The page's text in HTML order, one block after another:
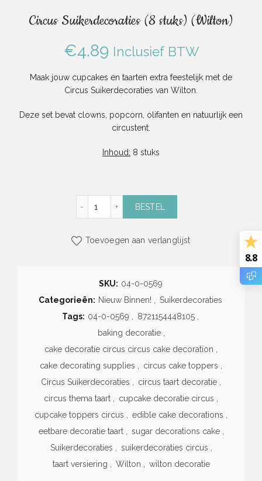
Circus Suikerdecoraties (8 stuks) (Wilton)
€4.89 Inclusief BTW
Maak jouw cupcakes en taarten extra feestelijk met de
Circus Suikerdecoraties van Wilton.
Deze set bevat clowns, popcorn, olifanten en natuurlijk een
circustent.
Inhoud: 8 stuks
BESTEL
Toevoegen aan verlanglijst
SKU: 04-0-0569
Categorieën: Nieuw Binnen!
Suikerdecoraties
Tags: 04-0-0569 8721154448105
baking decoratie
cake decoratie circus circus cake decoration
cake decorating supplies
circus cake toppers
Circus Suikerdecoraties
circus taart decoratie
circus thema taart
cupcake decoratie circus
cupcake toppers circus
edible cake decorations
eetbare decoratie taart
sugar decorations cake
Suikerdecoraties
suikerdecoraties circus
taart versiering
Wilton wilton decoratie
8.8